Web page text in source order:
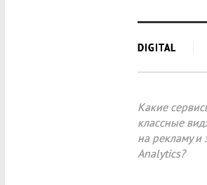
DIGITAL
Какие
классные
на рекламу
Analytics?